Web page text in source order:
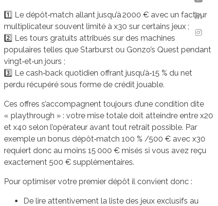
1️⃣ Le dépôt‑match allant jusqu’à 2000 € avec un facteur
multiplicateur souvent limité à x30 sur certains jeux ;
2️⃣ Les tours gratuits attribués sur des machines
populaires telles que Starburst ou Gonzo’s Quest pendant
vingt‑et‑un jours ;
3️⃣ Le cash‑back quotidien offrant jusqu’à‑15 % du net
perdu récupéré sous forme de crédit jouable.
Ces offres s’accompagnent toujours d’une condition dite
« playthrough » : votre mise totale doit atteindre entre x20
et x40 selon l’opérateur avant tout retrait possible. Par
exemple un bonus dépôt‑match 100 % /500 € avec x30
requiert donc au moins 15 000 € misés si vous avez reçu
exactement 500 € supplémentaires.
Pour optimiser votre premier dépôt il convient donc :
De lire attentivement la liste des jeux exclusifs au